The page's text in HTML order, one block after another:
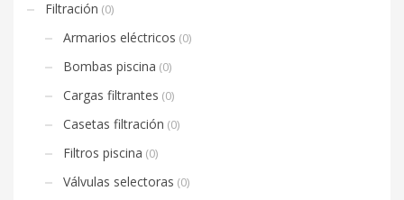
Filtración (0)
Armarios eléctricos (0)
Bombas piscina (0)
Cargas filtrantes (0)
Casetas filtración (0)
Filtros piscina (0)
Válvulas selectoras (0)